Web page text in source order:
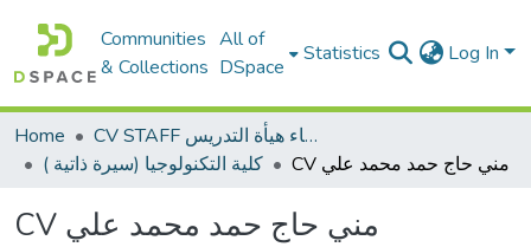
Communities
& Collections
All of
DSpace
Statistics Log In
Home
CV STAFF السيره الذاتية لأعضاء هيأة التدريس
كلية التكنولوجيا (سيرة ذاتية )
CV مني حاج حمد محمد علي
CV مني حاج حمد محمد علي